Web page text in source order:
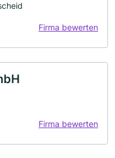
Firma bewerten
Firma bewerten